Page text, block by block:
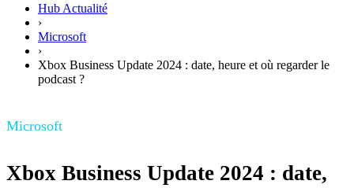
Hub Actualité
›
Microsoft
›
Xbox Business Update 2024 : date, heure et où regarder le
podcast ?
Microsoft
Xbox Business Update 2024 : date,